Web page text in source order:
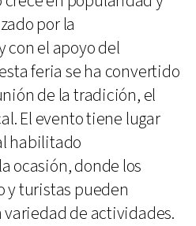
por la
el apoyo del
feria se ha convertido
de la tradición, el
El evento tiene lugar
habilitado
ocasión, donde los
y turistas pueden
de actividades.